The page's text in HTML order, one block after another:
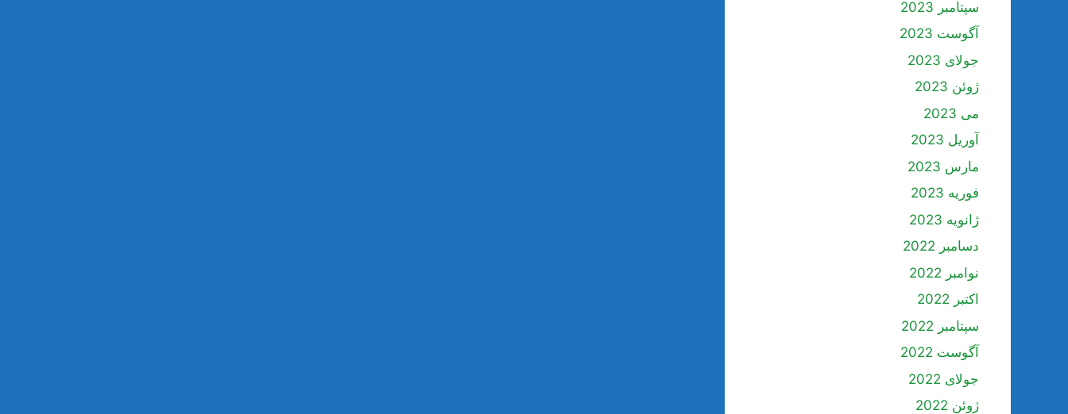
سپتامبر 2023
آگوست 2023
جولای 2023
ژوئن 2023
می 2023
آوریل 2023
مارس 2023
فوریه 2023
ژانویه 2023
دسامبر 2022
نوامبر 2022
اکتبر 2022
سپتامبر 2022
آگوست 2022
جولای 2022
ژوئن 2022